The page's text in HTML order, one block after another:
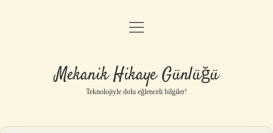
Anasayfa
Yasal Uyarı
menüyü
Mekanik Hikaye Günlüğü
Teknolojiyle dolu eğlenceli bilgiler!